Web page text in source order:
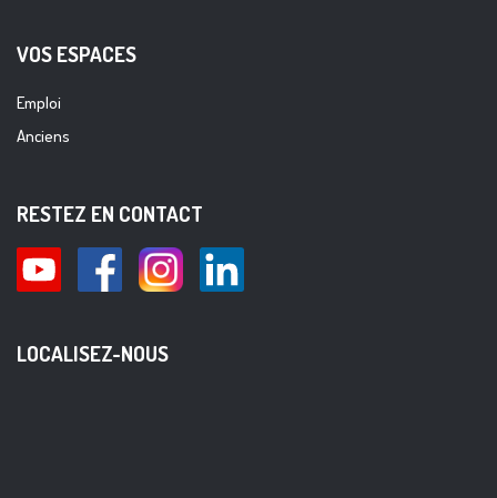
VOS ESPACES
Emploi
Anciens
RESTEZ EN CONTACT
LOCALISEZ-NOUS